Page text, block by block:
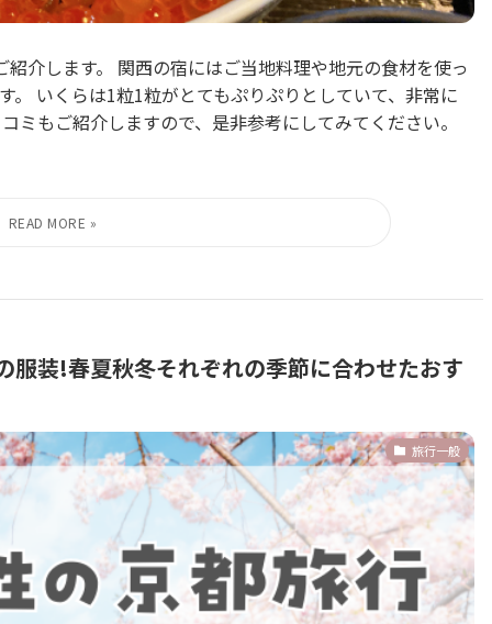
介します。 関西の宿にはご当地料理や地元の食材を使っ
。 いくらは1粒1粒がとてもぷりぷりとしていて、非常に
ミもご紹介しますので、是非参考にしてみてください。
服装!春夏秋冬それぞれの季節に合わせたおす
旅行一般